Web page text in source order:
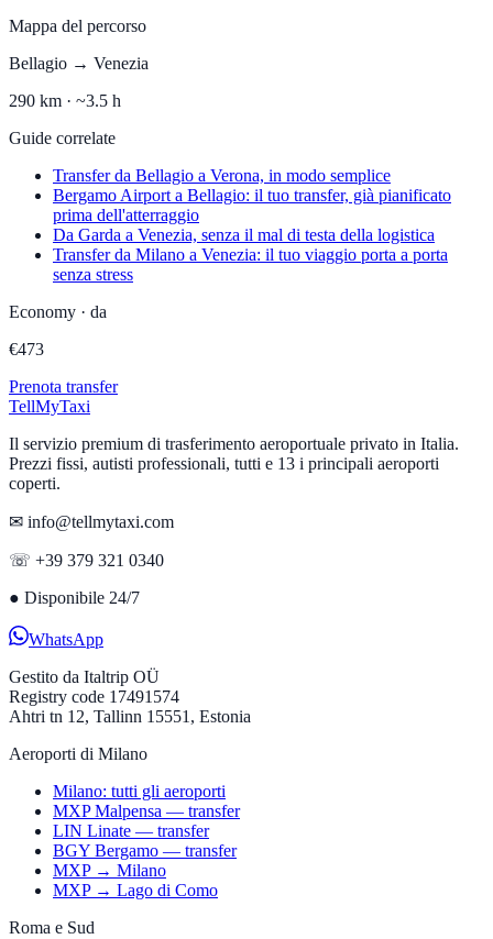
Mappa del percorso
Bellagio → Venezia
290 km · ~3.5 h
Guide correlate
Transfer da Bellagio a Verona, in modo semplice
Bergamo Airport a Bellagio: il tuo transfer, già pianificato
prima dell'atterraggio
Da Garda a Venezia, senza il mal di testa della logistica
Transfer da Milano a Venezia: il tuo viaggio porta a porta
senza stress
Economy · da
€473
Prenota transfer
TellMyTaxi
Il servizio premium di trasferimento aeroportuale privato in Italia.
Prezzi fissi, autisti professionali, tutti e 13 i principali aeroporti
coperti.
✉ info@tellmytaxi.com
☏ +39 379 321 0340
● Disponibile 24/7
WhatsApp
Gestito da Italtrip OÜ
Registry code 17491574
Ahtri tn 12, Tallinn 15551, Estonia
Aeroporti di Milano
Milano: tutti gli aeroporti
MXP Malpensa — transfer
LIN Linate — transfer
BGY Bergamo — transfer
MXP → Milano
MXP → Lago di Como
Roma e Sud